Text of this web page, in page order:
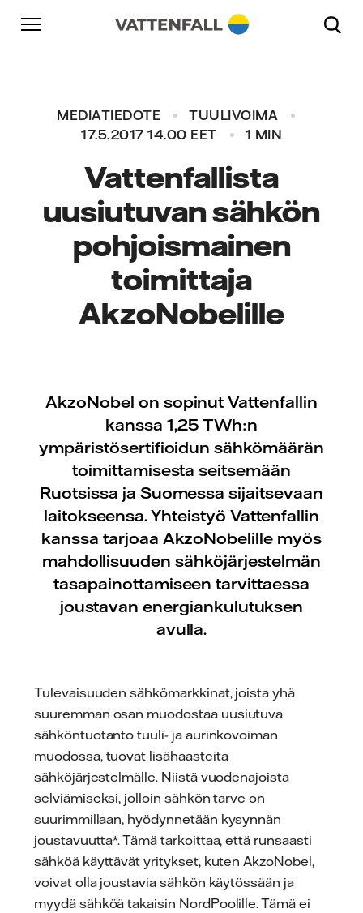
Skip to content
Päänavigaatioon
Siirry alatunnisteeseen
MEDIATIEDOTE
TUULIVOIMA
17.5.2017 14.00 EET
1 MIN
Vattenfallista
uusiutuvan sähkön
pohjoismainen
toimittaja
AkzoNobelille
AkzoNobel on sopinut Vattenfallin
kanssa 1,25 TWh:n
ympäristösertifioidun sähkömäärän
toimittamisesta seitsemään
Ruotsissa ja Suomessa sijaitsevaan
laitokseensa. Yhteistyö Vattenfallin
kanssa tarjoaa AkzoNobelille myös
mahdollisuuden sähköjärjestelmän
tasapainottamiseen tarvittaessa
joustavan energiankulutuksen
avulla.
Tulevaisuuden sähkömarkkinat, joista yhä
suuremman osan muodostaa uusiutuva
sähköntuotanto tuuli- ja aurinkovoiman
muodossa, tuovat lisähaasteita
sähköjärjestelmälle. Niistä vuodenajoista
selviämiseksi, jolloin sähkön tarve on
suurimmillaan, hyödynnetään kysynnän
joustavuutta*. Tämä tarkoittaa, että runsaasti
sähköä käyttävät yritykset, kuten AkzoNobel,
voivat olla joustavia sähkön käytössään ja
myydä sähköä takaisin NordPoolille. Tämä ei
Päänavigaatioon